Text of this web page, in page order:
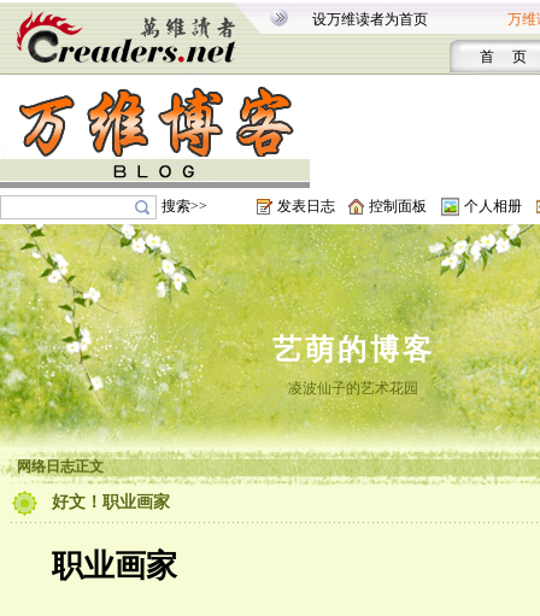
设万维读者为首页 万维
首 页
搜索>> 发表日志 控制面板 个人相册
艺萌的博客
凌波仙子的艺术花园
网络日志正文
好文！职业画家
职业画家